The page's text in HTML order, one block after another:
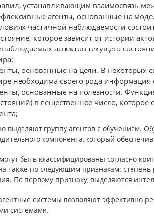
устанавливающим взаимосвязь
агенты, основанные на
частичной наблюдаемости
которое зависит от истории
аспектов текущего
основанные на цели. В некоторых
необходима своего рода информация
основанные на полезности.
в вещественное число, которое
выделяют группу агентов с обучением.
компонента, который
быть классифицированы согласно
также по следующим признакам: степень
По первому признаку, выделяются
системы позволяют эффективно
системами.